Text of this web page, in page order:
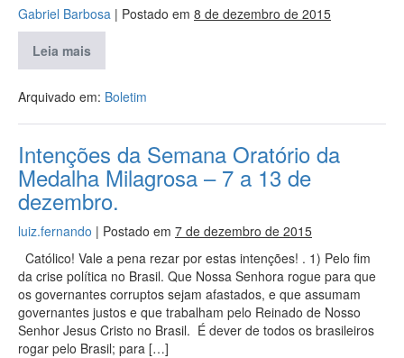
Gabriel Barbosa | Postado em 8 de dezembro de 2015
Leia mais
Arquivado em: Boletim
Intenções da Semana Oratório da
Medalha Milagrosa – 7 a 13 de
dezembro.
luiz.fernando | Postado em 7 de dezembro de 2015
Católico! Vale a pena rezar por estas intenções! . 1) Pelo fim
da crise política no Brasil. Que Nossa Senhora rogue para que
os governantes corruptos sejam afastados, e que assumam
governantes justos e que trabalham pelo Reinado de Nosso
Senhor Jesus Cristo no Brasil. É dever de todos os brasileiros
rogar pelo Brasil; para […]